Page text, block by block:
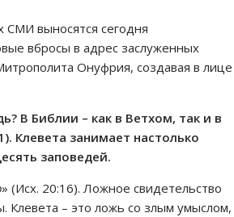
СМИ выносятся сегодня
вбросы в адрес заслуженных
Онуфрия, создавая в лице
В Библии – как в Ветхом, так и в
Клевета занимает настолько
заповедей.
» (Исх. 20:16). Ложное свидетельство
Клевета – это ложь со злым умыслом,